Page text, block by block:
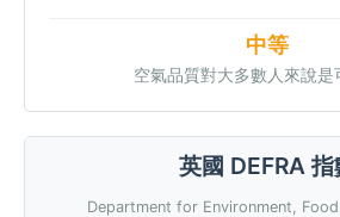
中等
空氣品質對大多數人來說是
英國 DEFRA 指
Department for Environment,